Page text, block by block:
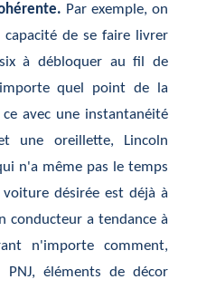
Par exemple, on
de se faire livrer
à débloquer au fil de
quel point de la
avec une instantanéité
une oreillette, Lincoln
n'a même pas le temps
désirée est déjà à
conducteur a tendance à
n'importe comment,
éléments de décor